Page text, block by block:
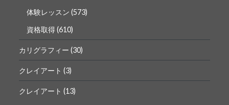
体験レッスン (573)
資格取得(610)
カリグラフィー (30)
クレイアート (3)
クレイアート (13)